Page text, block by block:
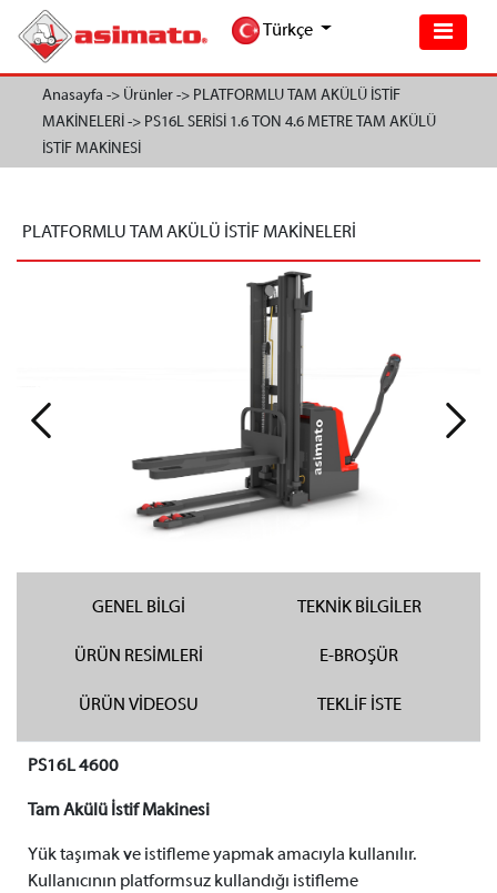
Türkçe
Anasayfa -> Ürünler -> PLATFORMLU TAM AKÜLÜ İSTİF
MAKİNELERİ -> PS16L SERİSİ 1.6 TON 4.6 METRE TAM AKÜLÜ
İSTİF MAKİNESİ
PLATFORMLU TAM AKÜLÜ İSTİF MAKİNELERİ
GENEL BİLGİ TEKNİK BİLGİLER
ÜRÜN RESİMLERİ E-BROŞÜR
ÜRÜN VİDEOSU TEKLİF İSTE
PS16L 4600
Tam Akülü İstif Makinesi
Yük taşımak ve istifleme yapmak amacıyla kullanılır.
Kullanıcının platformsuz kullandığı istifleme